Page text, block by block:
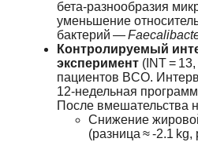
бета‑разнообразия
уменьшение
бактерий —
Контролируемый
эксперимент (INT =
пациентов BCO.
12‑недельная
После вмешательства
Снижение
(разница ≈ ‑2.1 kg,